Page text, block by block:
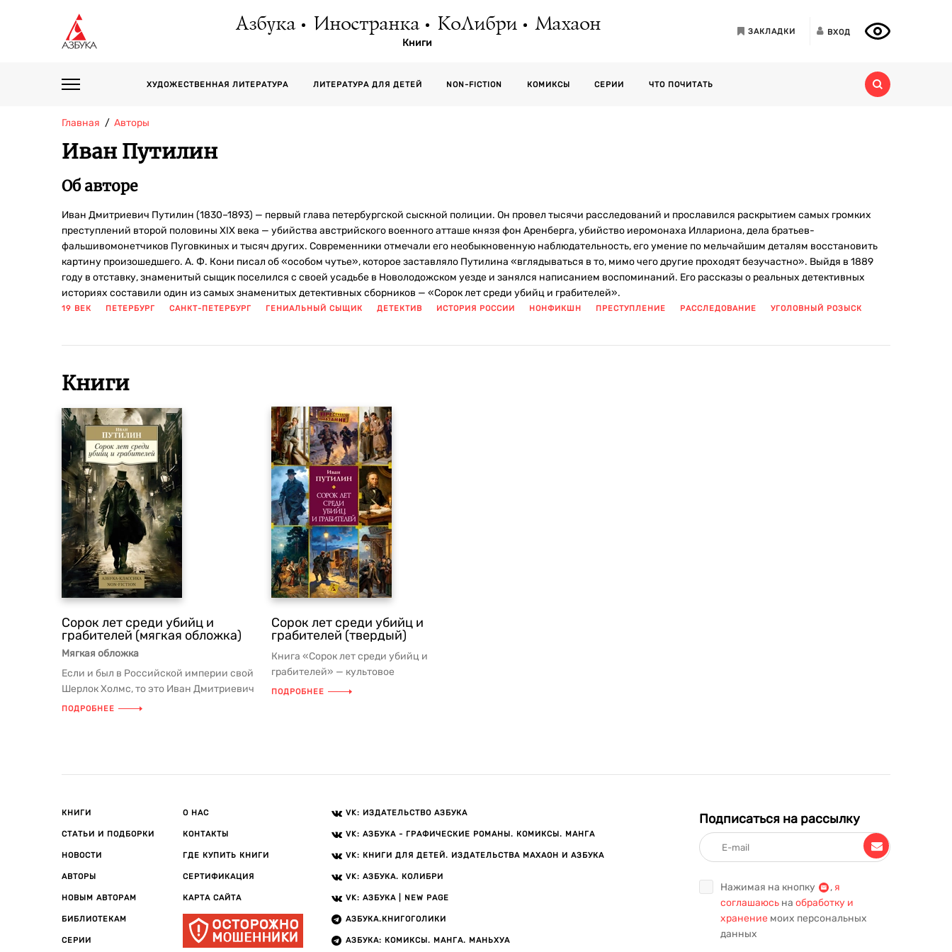
Азбука Иностранка КоЛибри Махаон
Книги
ЗАКЛАДКИ ВХОД
ХУДОЖЕСТВЕННАЯ ЛИТЕРАТУРА ЛИТЕРАТУРА ДЛЯ ДЕТЕЙ NON-FICTION КОМИКСЫ СЕРИИ ЧТО ПОЧИТАТЬ
Главная Авторы
Иван Путилин
Об авторе
Иван Дмитриевич Путилин (1830–1893) — первый глава петербургской сыскной полиции. Он провел тысячи расследований и прославился раскрытием самых громких
преступлений второй половины XIX века — убийства австрийского военного атташе князя фон Аренберга, убийство иеромонаха Иллариона, дела братьев-
фальшивомонетчиков Пуговкиных и тысяч других. Современники отмечали его необыкновенную наблюдательность, его умение по мельчайшим деталям восстановить
картину произошедшего. А. Ф. Кони писал об «особом чутье», которое заставляло Путилина «вглядываться в то, мимо чего другие проходят безучастно». Выйдя в 1889
году в отставку, знаменитый сыщик поселился с своей усадьбе в Новолодожском уезде и занялся написанием воспоминаний. Его рассказы о реальных детективных
историях составили один из самых знаменитых детективных сборников — «Сорок лет среди убийц и грабителей».
19 ВЕК ПЕТЕРБУРГ САНКТ-ПЕТЕРБУРГ ГЕНИАЛЬНЫЙ СЫЩИК ДЕТЕКТИВ ИСТОРИЯ РОССИИ НОНФИКШН ПРЕСТУПЛЕНИЕ РАССЛЕДОВАНИЕ УГОЛОВНЫЙ РОЗЫСК
Книги
Сорок лет среди убийц и
грабителей (мягкая обложка)
Мягкая обложка
Если и был в Российской империи свой
Шерлок Холмс, то это Иван Дмитриевич
Путилин (1830–1893) — перв...
ПОДРОБНЕЕ
Сорок лет среди убийц и
грабителей (твердый)
Книга «Сорок лет среди убийц и
грабителей» — культовое
произведение, основанное на
ПОДРОБНЕЕ
КНИГИ
СТАТЬИ И ПОДБОРКИ
НОВОСТИ
АВТОРЫ
НОВЫМ АВТОРАМ
БИБЛИОТЕКАМ
СЕРИИ
О НАС
КОНТАКТЫ
ГДЕ КУПИТЬ КНИГИ
СЕРТИФИКАЦИЯ
КАРТА САЙТА
VK: ИЗДАТЕЛЬСТВО АЗБУКА
VK: АЗБУКА - ГРАФИЧЕСКИЕ РОМАНЫ. КОМИКСЫ. МАНГА
VK: КНИГИ ДЛЯ ДЕТЕЙ. ИЗДАТЕЛЬСТВА МАХАОН И АЗБУКА
VK: АЗБУКА. КОЛИБРИ
VK: АЗБУКА | NEW PAGE
АЗБУКА.КНИГОГОЛИКИ
АЗБУКА: КОМИКСЫ. МАНГА. МАНЬХУА
Подписаться на рассылку
Нажимая на кнопку , я
соглашаюсь на обработку и
хранение моих персональных
данных